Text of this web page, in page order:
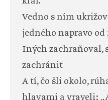
Vedno s ním
jedného napravo
Iných zachraňoval,
zachrániť
A tí, čo šli okolo,